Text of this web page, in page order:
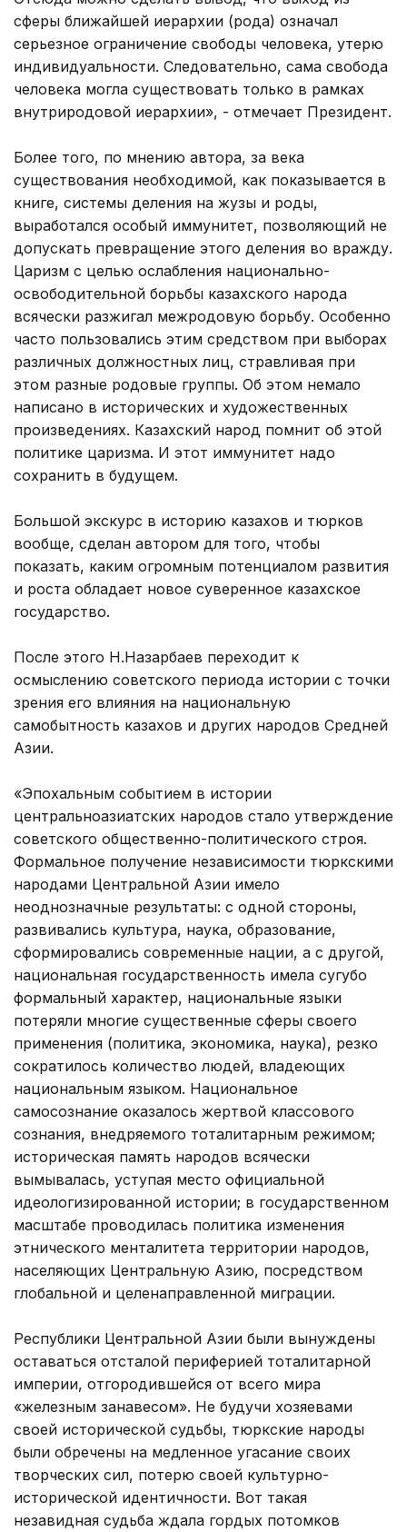
сферы ближайшей иерархии (рода) означал
серьезное ограничение свободы человека, утерю
индивидуальности. Следовательно, сама свобода
человека могла существовать только в рамках
внутриродовой иерархии», - отмечает Президент.
Более того, по мнению автора, за века
существования необходимой, как показывается в
книге, системы деления на жузы и роды,
выработался особый иммунитет, позволяющий не
допускать превращение этого деления во вражду.
Царизм с целью ослабления национально-
освободительной борьбы казахского народа
всячески разжигал межродовую борьбу. Особенно
часто пользовались этим средством при выборах
различных должностных лиц, стравливая при
этом разные родовые группы. Об этом немало
написано в исторических и художественных
произведениях. Казахский народ помнит об этой
политике царизма. И этот иммунитет надо
сохранить в будущем.
Большой экскурс в историю казахов и тюрков
вообще, сделан автором для того, чтобы
показать, каким огромным потенциалом развития
и роста обладает новое суверенное казахское
государство.
После этого Н.Назарбаев переходит к
осмыслению советского периода истории с точки
зрения его влияния на национальную
самобытность казахов и других народов Средней
Азии.
«Эпохальным событием в истории
центральноазиатских народов стало утверждение
советского общественно-политического строя.
Формальное получение независимости тюркскими
народами Центральной Азии имело
неоднозначные результаты: с одной стороны,
развивались культура, наука, образование,
сформировались современные нации, а с другой,
национальная государственность имела сугубо
формальный характер, национальные языки
потеряли многие существенные сферы своего
применения (политика, экономика, наука), резко
сократилось количество людей, владеющих
национальным языком. Национальное
самосознание оказалось жертвой классового
сознания, внедряемого тоталитарным режимом;
историческая память народов всячески
вымывалась, уступая место официальной
идеологизированной истории; в государственном
масштабе проводилась политика изменения
этнического менталитета территории народов,
населяющих Центральную Азию, посредством
глобальной и целенаправленной миграции.
Республики Центральной Азии были вынуждены
оставаться отсталой периферией тоталитарной
империи, отгородившейся от всего мира
«железным занавесом». Не будучи хозяевами
своей исторической судьбы, тюркские народы
были обречены на медленное угасание своих
творческих сил, потерю своей культурно-
исторической идентичности. Вот такая
незавидная судьба ждала гордых потомков